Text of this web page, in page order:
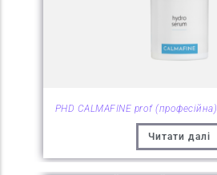
PHD CALMAFINE prof (професійна)
Читати далі